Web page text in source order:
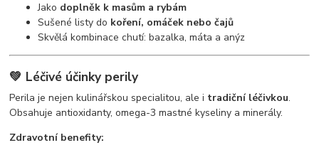
Jako doplněk k masům a rybám
Sušené listy do koření, omáček nebo čajů
Skvělá kombinace chutí: bazalka, máta a anýz
💚 Léčivé účinky perily
Perila je nejen kulinářskou specialitou, ale i tradiční léčivkou.
Obsahuje antioxidanty, omega-3 mastné kyseliny a minerály.
Zdravotní benefity: